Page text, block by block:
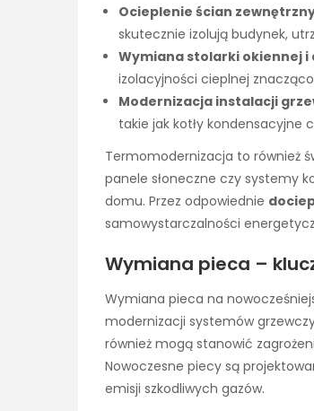
Ocieplenie ścian
skutecznie izolują budynek,
Wymiana stolarki okiennej i
izolacyjności cieplnej
Modernizacja instalacji
takie jak kotły kondensacyjne
Termomodernizacja to również
panele słoneczne czy systemy
domu. Przez odpowiednie
samowystarczalności
Wymiana pieca –
Wymiana pieca na
modernizacji systemów
również mogą stanowić
Nowoczesne piecy są
emisji szkodliwych gazów.